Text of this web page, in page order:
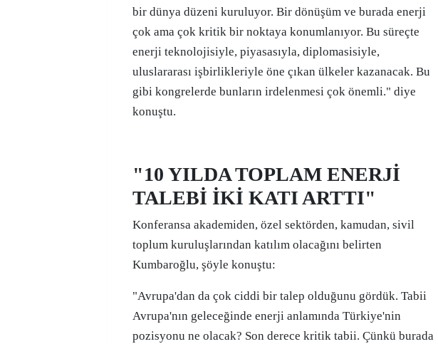
bir dünya düzeni kuruluyor. Bir dönüşüm ve burada enerji
çok ama çok kritik bir noktaya konumlanıyor. Bu süreçte
enerji teknolojisiyle, piyasasıyla, diplomasisiyle,
uluslararası işbirlikleriyle öne çıkan ülkeler kazanacak. Bu
gibi kongrelerde bunların irdelenmesi çok önemli." diye
konuştu.
"10 YILDA TOPLAM ENERJİ
TALEBİ İKİ KATI ARTTI"
Konferansa akademiden, özel sektörden, kamudan, sivil
toplum kuruluşlarından katılım olacağını belirten
Kumbaroğlu, şöyle konuştu:
"Avrupa'dan da çok ciddi bir talep olduğunu gördük. Tabii
Avrupa'nın geleceğinde enerji anlamında Türkiye'nin
pozisyonu ne olacak? Son derece kritik tabii. Çünkü burada